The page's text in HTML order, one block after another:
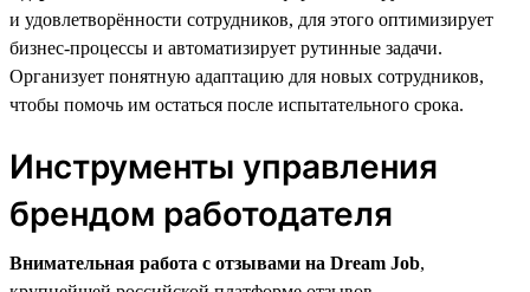
и удовлетворённости сотрудников, для этого оптимизирует
бизнес-процессы и автоматизирует рутинные задачи.
Организует понятную адаптацию для новых сотрудников,
чтобы помочь им остаться после испытательного срока.
Инструменты управления
брендом работодателя
Внимательная работа с отзывами на Dream Job,